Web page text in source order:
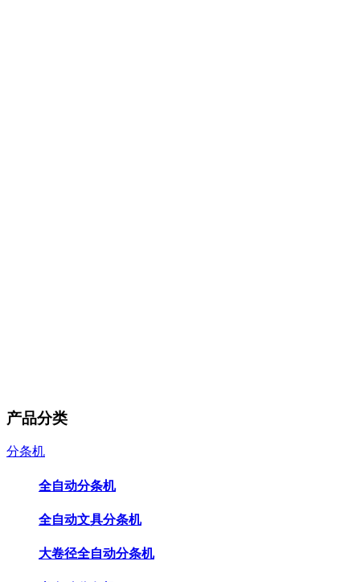
产品分类
分条机
全自动分条机
全自动文具分条机
大卷径全自动分条机